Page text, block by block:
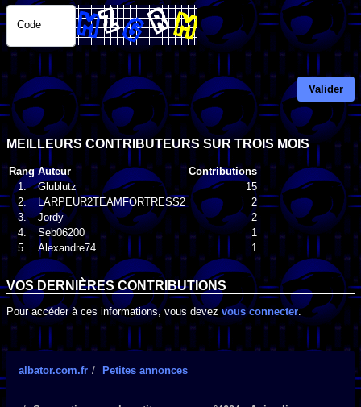
Code
Valider
MEILLEURS CONTRIBUTEURS SUR TROIS MOIS
Rang Auteur
Contributions
1.
Glublutz
15
2.
LARPEUR2TEAMFORTRESS2
2
3.
Jordy
2
4.
Seb06200
1
5.
Alexandre74 1
VOS DERNIÈRES CONTRIBUTIONS
Pour accéder à ces informations, vous devez vous connecter.
albator.com.fr Petites annonces